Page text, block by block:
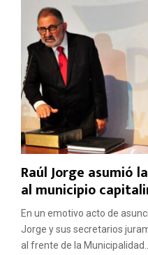
Raúl Jorge asumió
al municipio
En un emotivo acto de
Jorge y sus secretarios
al frente de la Municipalidad...